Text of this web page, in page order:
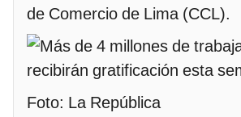
de Comercio de Lima (CCL).
Foto: La República